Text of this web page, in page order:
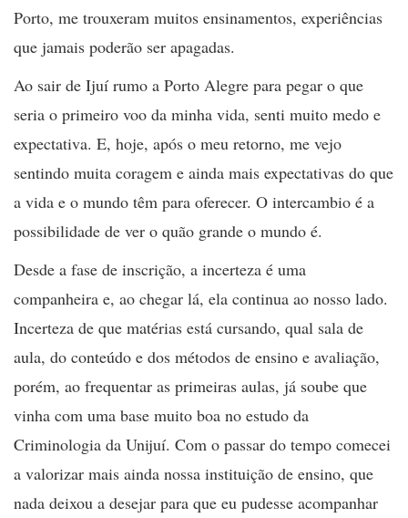
Porto, me trouxeram muitos ensinamentos, experiências
que jamais poderão ser apagadas.
Ao sair de Ijuí rumo a Porto Alegre para pegar o que
seria o primeiro voo da minha vida, senti muito medo e
expectativa. E, hoje, após o meu retorno, me vejo
sentindo muita coragem e ainda mais expectativas do que
a vida e o mundo têm para oferecer. O intercambio é a
possibilidade de ver o quão grande o mundo é.
Desde a fase de inscrição, a incerteza é uma
companheira e, ao chegar lá, ela continua ao nosso lado.
Incerteza de que matérias está cursando, qual sala de
aula, do conteúdo e dos métodos de ensino e avaliação,
porém, ao frequentar as primeiras aulas, já soube que
vinha com uma base muito boa no estudo da
Criminologia da Unijuí. Com o passar do tempo comecei
a valorizar mais ainda nossa instituição de ensino, que
nada deixou a desejar para que eu pudesse acompanhar